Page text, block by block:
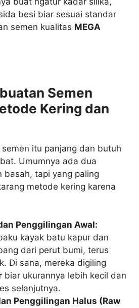
besi biar sesuai standar
semen kualitas MEGA
Semen
Kering dan
itu panjang dan butuh
Umumnya ada dua
basah, tapi yang paling
metode kering karena
Penggilingan Awal:
kayak batu kapur dan
dari perut bumi, terus
Di sana, mereka digiling
biar ukurannya lebih kecil dan
selanjutnya.
Penggilingan Halus (Raw